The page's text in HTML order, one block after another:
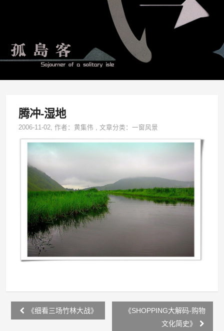
腾冲-湿地
2006-11-02, 作者：黄集伟 ,文章分类：一窗风景
Post
navigation
《细看三场竹林大战》
《SHOPPING大解码-购物
文化简史》